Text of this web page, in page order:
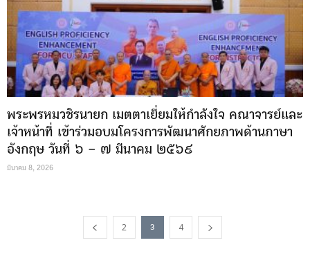
พระพรหมวชิรนายก เมตตาเยี่ยมให้กำลังใจ คณาจารย์และ
เจ้าหน้าที่ เข้าร่วมอบมโครงการพัฒนาศักยภาพด้านภาษา
อังกฤษ วันที่ ๖ – ๗ มีนาคม ๒๕๖๙
มีนาคม 8, 2026
2 3 4